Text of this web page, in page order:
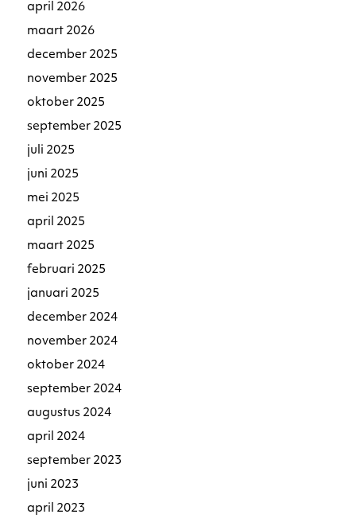
april 2026
maart 2026
december 2025
november 2025
oktober 2025
september 2025
juli 2025
juni 2025
mei 2025
april 2025
maart 2025
februari 2025
januari 2025
december 2024
november 2024
oktober 2024
september 2024
augustus 2024
april 2024
september 2023
juni 2023
april 2023